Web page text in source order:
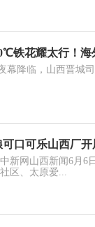
铁花耀太行！海
降临，山西晋城司
可口可乐山西厂
网山西新闻6月6日
区、太原爱...